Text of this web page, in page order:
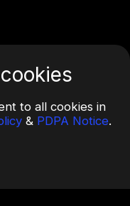
to all cookies in
& PDPA Notice.